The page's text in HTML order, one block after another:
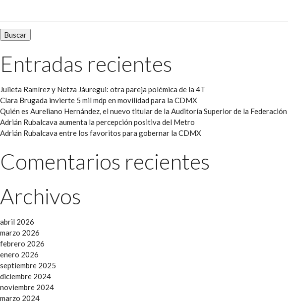
Entradas recientes
Julieta Ramírez y Netza Jáuregui: otra pareja polémica de la 4T
Clara Brugada invierte 5 mil mdp en movilidad para la CDMX
Quién es Aureliano Hernández, el nuevo titular de la Auditoría Superior de la Federación
Adrián Rubalcava aumenta la percepción positiva del Metro
Adrián Rubalcava entre los favoritos para gobernar la CDMX
Comentarios recientes
Archivos
abril 2026
marzo 2026
febrero 2026
enero 2026
septiembre 2025
diciembre 2024
noviembre 2024
marzo 2024